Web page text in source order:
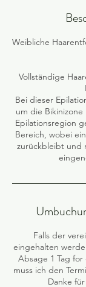
Weibliche
Vollständige
Bei dieser
um die
Epilationsregion
Bereich, wobei
zurückbleibt und
Falls der
eingehalten
Absage 1 Tag
muss ich den
Danke